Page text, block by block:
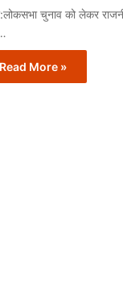
चुनाव को लेकर
Read More »